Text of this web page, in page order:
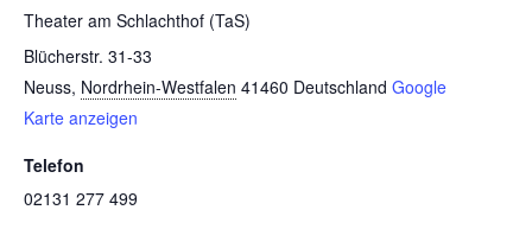
Theater am Schlachthof (TaS)
Blücherstr. 31-33
Neuss, Nordrhein-Westfalen 41460 Deutschland Google
Karte anzeigen
Telefon
02131 277 499